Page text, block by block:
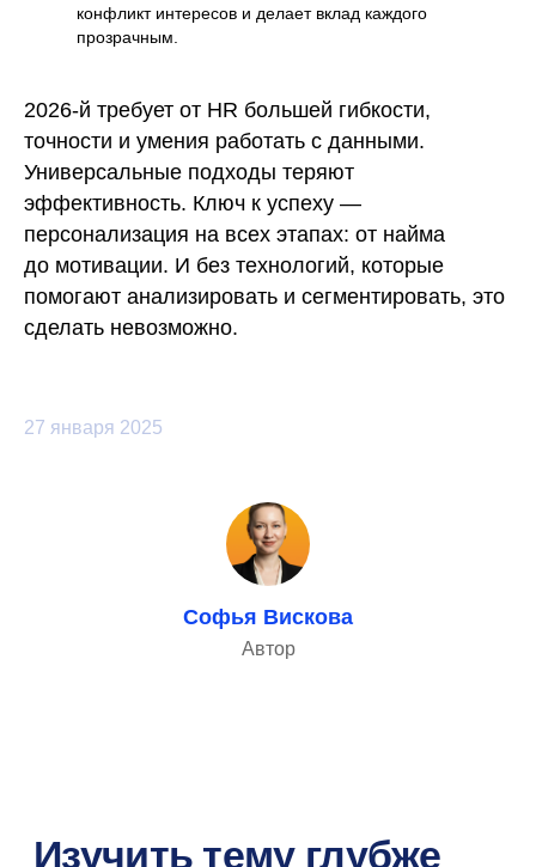
конфликт интересов и делает вклад каждого
прозрачным.
2026-й требует от HR большей гибкости,
точности и умения работать с данными.
Универсальные подходы теряют
эффективность. Ключ к успеху —
персонализация на всех этапах: от найма
до мотивации. И без технологий, которые
помогают анализировать и сегментировать, это
сделать невозможно.
27 января 2025
Софья Вискова
Автор